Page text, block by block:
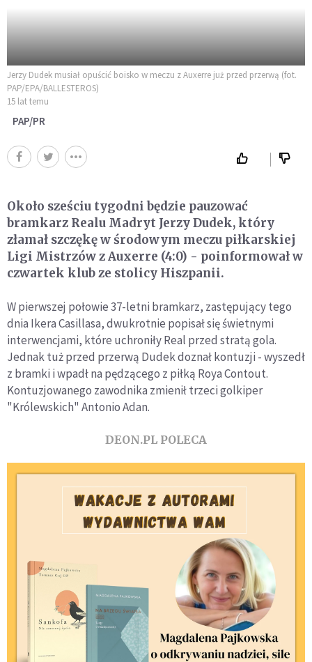
Jerzy Dudek musiał opuścić boisko w meczu z Auxerre już przed przerwą (fot.
PAP/EPA/BALLESTEROS)
15 lat temu
PAP/PR
Około sześciu tygodni będzie pauzować
bramkarz Realu Madryt Jerzy Dudek, który
złamał szczękę w środowym meczu piłkarskiej
Ligi Mistrzów z Auxerre (4:0) - poinformował w
czwartek klub ze stolicy Hiszpanii.
W pierwszej połowie 37-letni bramkarz, zastępujący tego
dnia Ikera Casillasa, dwukrotnie popisał się świetnymi
interwencjami, które uchroniły Real przed stratą gola.
Jednak tuż przed przerwą Dudek doznał kontuzji - wyszedł
z bramki i wpadł na pędzącego z piłką Roya Contout.
Kontuzjowanego zawodnika zmienił trzeci golkiper
"Królewskich" Antonio Adan.
DEON.PL POLECA